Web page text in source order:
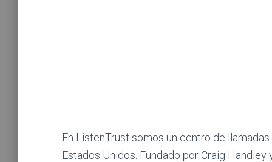
En ListenTrust somos un centro de
Estados Unidos. Fundado por Craig Handley